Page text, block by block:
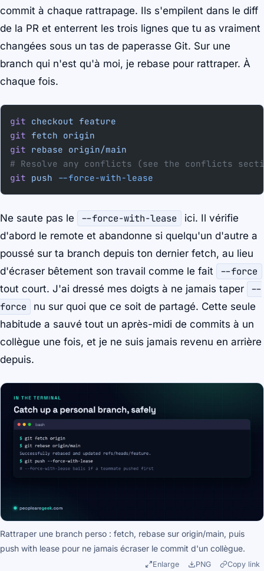
commit à chaque rattrapage. Ils s'empilent dans le diff
de la PR et enterrent les trois lignes que tu as vraiment
changées sous un tas de paperasse Git. Sur une
branch qui n'est qu'à moi, je rebase pour rattraper. À
chaque fois.
git checkout feature
git fetch origin
git rebase origin/main
# Resolve any conflicts (see the conflicts
git push --force-with-lease
Ne saute pas le --force-with-lease
ici. Il vérifie
d'abord le remote et abandonne si quelqu'un d'autre a
poussé sur ta branch depuis ton dernier fetch, au lieu
d'écraser bêtement son travail comme le fait
--force
tout court. J'ai dressé mes doigts à ne jamais taper
--
force
nu sur quoi que ce soit de partagé. Cette seule
habitude a sauvé tout un après-midi de commits à un
collègue une fois, et je ne suis jamais revenu en arrière
depuis.
Rattraper une branch perso : fetch, rebase sur origin/main, puis
push with lease pour ne jamais écraser le commit d'un collègue.
Enlarge PNG Copy link